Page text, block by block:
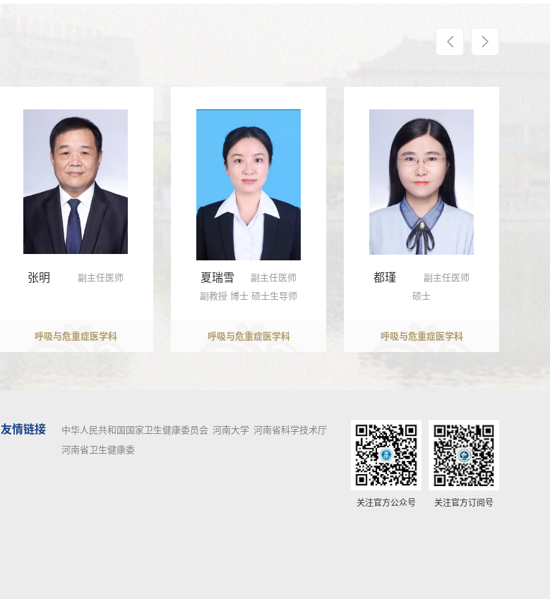
张明 副主任医师
呼吸与危重症医学科
夏瑞雪
副主任医师
副教授 博士 硕士生导师
呼吸与危重症医学科
都瑾
副主任医师
硕士
呼吸与危重症医学科
友情链接 中华人民共和国国家卫生健康委员会 河南大学 河南省科学技术厅
河南省卫生健康委
关注官方订阅号
关注官方公众号